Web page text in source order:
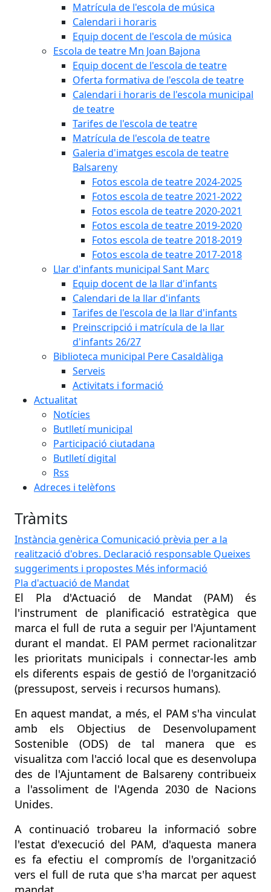
Matrícula de l'escola de música
Calendari i horaris
Equip docent de l'escola de música
Escola de teatre Mn Joan Bajona
Equip docent de l'escola de teatre
Oferta formativa de l'escola de teatre
Calendari i horaris de l'escola municipal
de teatre
Tarifes de l'escola de teatre
Matrícula de l'escola de teatre
Galeria d'imatges escola de teatre
Balsareny
Fotos escola de teatre 2024-2025
Fotos escola de teatre 2021-2022
Fotos escola de teatre 2020-2021
Fotos escola de teatre 2019-2020
Fotos escola de teatre 2018-2019
Fotos escola de teatre 2017-2018
Llar d'infants municipal Sant Marc
Equip docent de la llar d'infants
Calendari de la llar d'infants
Tarifes de l'escola de la llar d'infants
Preinscripció i matrícula de la llar
d'infants 26/27
Biblioteca municipal Pere Casaldàliga
Serveis
Activitats i formació
Actualitat
Notícies
Butlletí municipal
Participació ciutadana
Butlletí digital
Rss
Adreces i telèfons
Tràmits
Instància genèrica Comunicació prèvia per a la
realització d'obres. Declaració responsable Queixes
suggeriments i propostes Més informació
Pla d'actuació de Mandat
El Pla d'Actuació de Mandat (PAM) és
l'instrument de planificació estratègica que
marca el full de ruta a seguir per l'Ajuntament
durant el mandat. El PAM permet racionalitzar
les prioritats municipals i connectar-les amb
els diferents espais de gestió de l'organització
(pressupost, serveis i recursos humans).
En aquest mandat, a més, el PAM s'ha vinculat
amb els Objectius de Desenvolupament
Sostenible (ODS) de tal manera que es
visualitza com l'acció local que es desenvolupa
des de l'Ajuntament de Balsareny contribueix
a l'assoliment de l'Agenda 2030 de Nacions
Unides.
A continuació trobareu la informació sobre
l'estat d'execució del PAM, d'aquesta manera
es fa efectiu el compromís de l'organització
vers el full de ruta que s'ha marcat per aquest